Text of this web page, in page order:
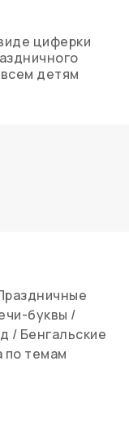
циферки
детям
буквы /
/ Бенгальские
по темам